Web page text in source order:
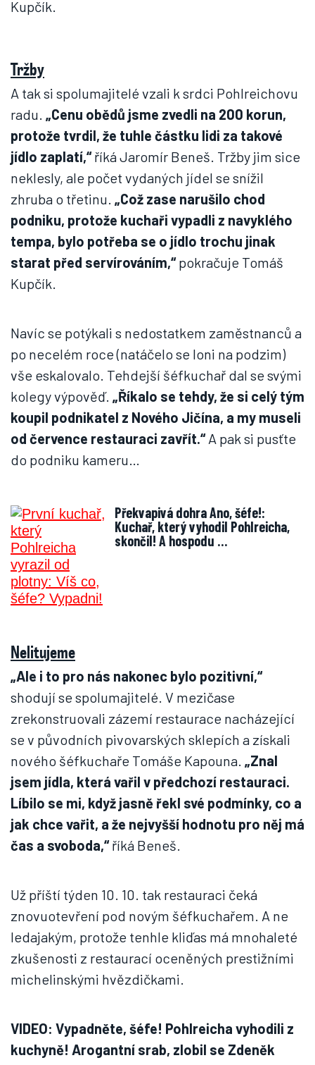
Kupčík.
Tržby
A tak si spolumajitelé vzali k srdci Pohlreichovu
radu. „Cenu obědů jsme zvedli na 200 korun,
protože tvrdil, že tuhle částku lidi za takové
jídlo zaplatí,“říká Jaromír Beneš. Tržby jim sice
neklesly, ale počet vydaných jídel se snížil
zhruba o třetinu. „Což zase narušilo chod
podniku, protože kuchaři vypadli z navyklého
tempa, bylo potřeba se o jídlo trochu jinak
starat před servírováním,“pokračuje Tomáš
Kupčík.
Navíc se potýkali s nedostatkem zaměstnanců a
po necelém roce (natáčelo se loni na podzim)
vše eskalovalo. Tehdejší šéfkuchař dal se svými
kolegy výpověď. „Říkalo se tehdy, že si celý tým
koupil podnikatel z Nového Jičína, a my museli
od července restauraci zavřít.“A pak si pusťte
do podniku kameru…
Překvapivá dohra Ano, šéfe!:
Kuchař, který vyhodil Pohlreicha,
skončil! A hospodu …
Nelitujeme
„Ale i to pro nás nakonec bylo pozitivní,“
shodují se spolumajitelé. V mezičase
zrekonstruovali zázemí restaurace nacházející
se v původních pivovarských sklepích a získali
nového šéfkuchaře Tomáše Kapouna. „Znal
jsem jídla, která vařil v předchozí restauraci.
Líbilo se mi, když jasně řekl své podmínky, co a
jak chce vařit, a že nejvyšší hodnotu pro něj má
čas a svoboda,“říká Beneš.
Už příští týden 10. 10. tak restauraci čeká
znovuotevření pod novým šéfkuchařem. A ne
ledajakým, protože tenhle kliďas má mnohaleté
zkušenosti z restaurací oceněných prestižními
michelinskými hvězdičkami.
VIDEO: Vypadněte, šéfe! Pohlreicha vyhodili z
kuchyně! Arogantní srab, zlobil se Zdeněk